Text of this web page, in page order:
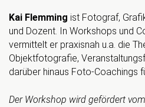
Kai Flemming ist Fotograf,
und Dozent. In Workshops und
vermittelt er praxisnah u.a. die
Objektfotografie,
darüber hinaus Foto-Coachings
Der Workshop wird gefördert